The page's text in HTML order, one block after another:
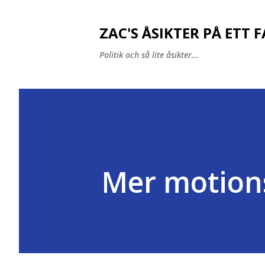
ZAC'S ÅSIKTER PÅ ETT
Politik och så lite åsikter...
Mer